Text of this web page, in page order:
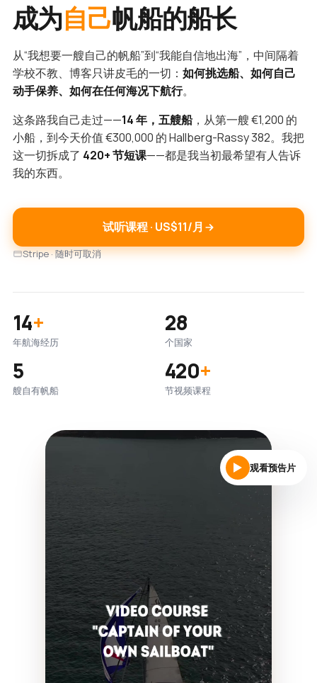
成为自己帆船的船长
从“我想要一艘自己的帆船”到“我能自信地出海”，中间隔着
学校不教、博客只讲皮毛的一切： 如何挑选船、如何自己
动手保养、如何在任何海况下航行。
这条路我自己走过——14 年，五艘船，从第一艘 €1,200 的
小船，到今天价值 €300,000 的 Hallberg-Rassy 382。我把
这一切拆成了 420+ 节短课——都是我当初最希望有人告诉
我的东西。
试听课程 · US$11/月
Stripe · 随时可取消
14+
年航海经历
28
个国家
5
艘自有帆船
420+
节视频课程
观看预告片